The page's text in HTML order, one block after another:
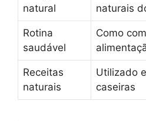
natural
naturais
Rotina
saudável
Como
Receitas
naturais
Utilizado
caseiras